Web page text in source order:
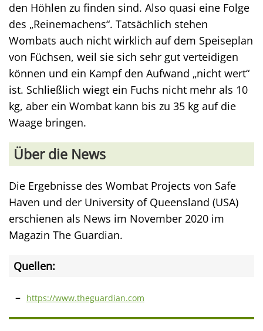
den Höhlen zu finden sind. Also quasi eine Folge
des „Reinemachens“. Tatsächlich stehen
Wombats auch nicht wirklich auf dem Speiseplan
von Füchsen, weil sie sich sehr gut verteidigen
können und ein Kampf den Aufwand „nicht wert“
ist. Schließlich wiegt ein Fuchs nicht mehr als 10
kg, aber ein Wombat kann bis zu 35 kg auf die
Waage bringen.
Über die News
Die Ergebnisse des Wombat Projects von Safe
Haven und der University of Queensland (USA)
erschienen als News im November 2020 im
Magazin The Guardian.
Quellen:
https://www.theguardian.com